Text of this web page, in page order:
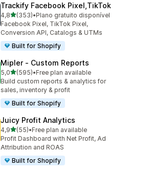
Trackify Facebook Pixel,TikTok
4,8de 5 estrelas
(353)
353 total de avaliações
•Plano gratuito disponível
Facebook Pixel, TikTok Pixel,
Conversion API, Catalogs & UTMs
Built for Shopify
Mipler ‑ Custom Reports
5,0de 5 estrelas
(595)
595 total de avaliações
•Free plan available
Build custom reports & analytics for
sales, inventory & profit
Built for Shopify
Juicy Profit Analytics
4,9de 5 estrelas
(55)
55 total de avaliações
•Free plan available
Profit Dashboard with Net Profit, Ad
Attribution and ROAS
Built for Shopify